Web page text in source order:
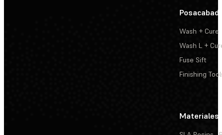
Wash + Cure
Wash L +
Fuse Sift
Finishing
Materiales